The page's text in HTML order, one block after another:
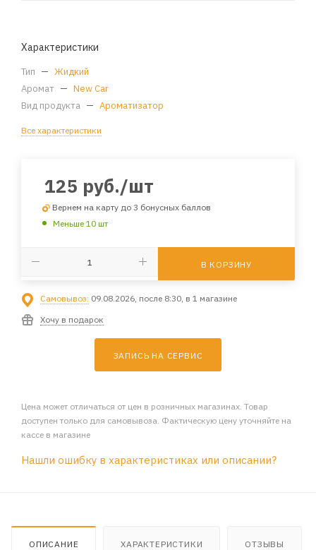
Характеристики
Тип — Жидкий
Аромат — New Car
Вид продукта — Ароматизатор
Все характеристики
125 руб./шт
Вернем на карту до 3 бонусных баллов
Меньше 10 шт
В КОРЗИНУ
Самовывоз: 09.08.2026, после 8:30, в 1 магазине
Хочу в подарок
ЗАПИСЬ НА СЕРВИС
Цена может отличаться от цен в розничных магазинах. Товар
доступен только для самовывоза. Фактическую цену уточняйте на
кассе в магазине
Нашли ошибку в характеристиках или описании?
ОПИСАНИЕ ХАРАКТЕРИСТИКИ ОТЗЫВЫ